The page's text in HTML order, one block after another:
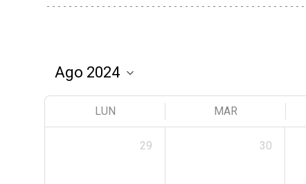
LUN MAR
29 30